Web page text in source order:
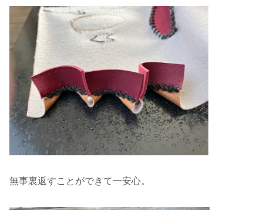
無事裏返すことができて一安心。